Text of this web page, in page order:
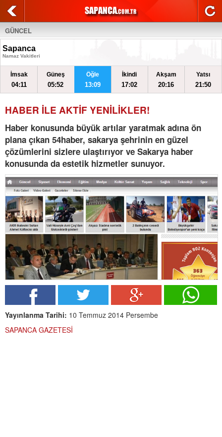
GÜNCEL
Sapanca
Namaz Vakitleri
İmsak
04:11
Güneş
05:52
Öğle
13:09
İkindi
17:02
Akşam
20:16
Yatsı
21:50
HABER İLE AKTİF YENİLİKLER!
Haber konusunda büyük artılar yaratmak adına ön
plana çıkan 54haber, sakarya şehrinin en güzel
çözümlerini sizlere ulaştırıyor ve Sakarya haber
konusunda da estetik hizmetler sunuyor.
Yayınlanma Tarihi: 10 Temmuz 2014 Persembe
SAPANCA GAZETESİ